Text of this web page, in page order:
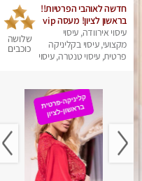
חדשה לאוהבי הפרטיות!!
בראשון לציון! מעסה vip
מפנקת בקליניקה פרטית
לחלוטין!!! לבד! לרציניים
בלבד! מומלץ!
עיסוי אירוודה, עיסוי
מקצועי, עיסוי בקליניקה
פרטית, עיסוי טנטרה, עיסוי
שלושה
כוכבים